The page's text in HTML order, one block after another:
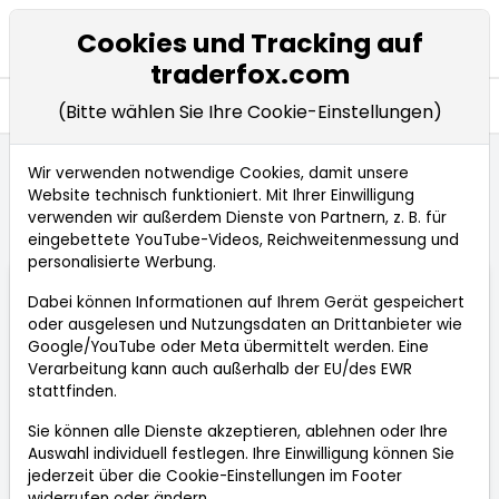
Seitennavigation öffnen
Entdecken Wissen
Startseite Entdecken
wissen
Klassische Charttechnik
Cookies und Tracking auf
traderfox.com
(Bitte wählen Sie Ihre Cookie-Einstellungen)
Wir verwenden notwendige Cookies, damit unsere
Website technisch funktioniert. Mit Ihrer Einwilligung
verwenden wir außerdem Dienste von Partnern, z. B. für
eingebettete YouTube-Videos, Reichweitenmessung und
personalisierte Werbung.
Dabei können Informationen auf Ihrem Gerät gespeichert
oder ausgelesen und Nutzungsdaten an Drittanbieter wie
Google/YouTube oder Meta übermittelt werden. Eine
Verarbeitung kann auch außerhalb der EU/des EWR
stattfinden.
Sie können alle Dienste akzeptieren, ablehnen oder Ihre
Auswahl individuell festlegen. Ihre Einwilligung können Sie
jederzeit über die Cookie-Einstellungen im Footer